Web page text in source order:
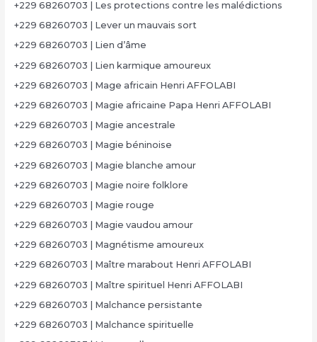
+229 68260703 | Les protections contre les malédictions
+229 68260703 | Lever un mauvais sort
+229 68260703 | Lien d’âme
+229 68260703 | Lien karmique amoureux
+229 68260703 | Mage africain Henri AFFOLABI
+229 68260703 | Magie africaine Papa Henri AFFOLABI
+229 68260703 | Magie ancestrale
+229 68260703 | Magie béninoise
+229 68260703 | Magie blanche amour
+229 68260703 | Magie noire folklore
+229 68260703 | Magie rouge
+229 68260703 | Magie vaudou amour
+229 68260703 | Magnétisme amoureux
+229 68260703 | Maître marabout Henri AFFOLABI
+229 68260703 | Maître spirituel Henri AFFOLABI
+229 68260703 | Malchance persistante
+229 68260703 | Malchance spirituelle